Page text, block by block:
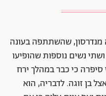
מנדרסון, שהשתתפה בעונה
של התוכנית ב־2023, ושתי נשים נוספות שהופיעו
סיפרה כי כבר במהלך ירח
בן זוגה. לדבריה, הוא